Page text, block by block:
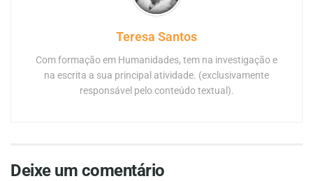
Teresa Santos
Com formação em Humanidades, tem na investigação e
na escrita a sua principal atividade. (exclusivamente
responsável pelo conteúdo textual).
Deixe um comentário